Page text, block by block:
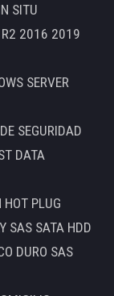
SITU
R2 2016 2019
SERVER
SEGURIDAD
DATA
HOT PLUG
SAS SATA HDD
DURO SAS